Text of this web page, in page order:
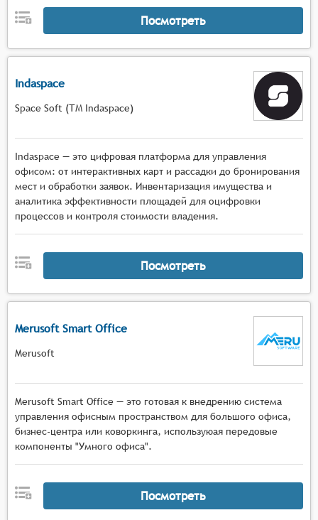
Посмотреть
Indaspace
Space Soft (ТМ Indaspace)
Indaspace — это цифровая платформа для управления
офисом: от интерактивных карт и рассадки до бронирования
мест и обработки заявок. Инвентаризация имущества и
аналитика эффективности площадей для оцифровки
процессов и контроля стоимости владения.
Посмотреть
Merusoft Smart Office
Merusoft
Merusoft Smart Office — это готовая к внедрению система
управления офисным пространством для большого офиса,
бизнес-центра или коворкинга, используюая передовые
компоненты "Умного офиса".
Посмотреть